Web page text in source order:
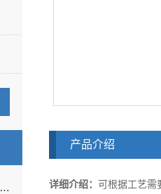
清洗碳化硅换热器时要注意什么？
产品介绍
详细介绍： 可根据工艺需